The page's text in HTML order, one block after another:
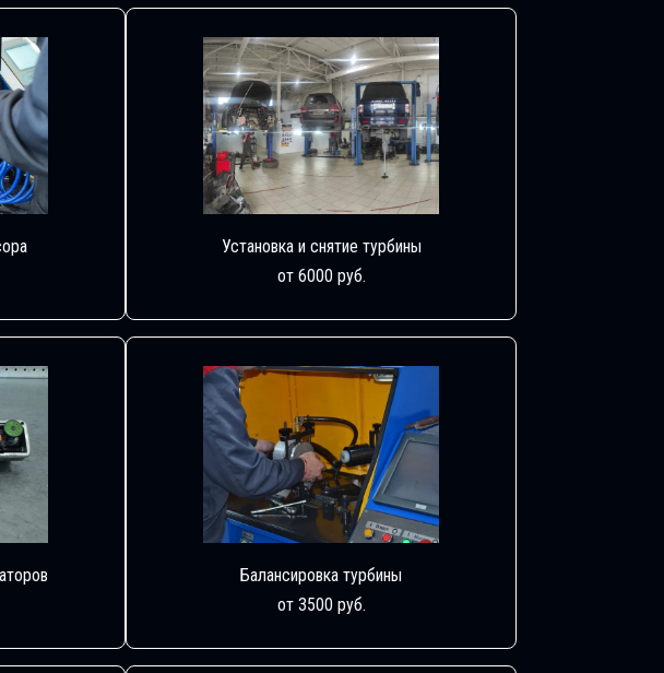
Установка и снятие турбины
от 6000 руб.
Балансировка турбины
от 3500 руб.